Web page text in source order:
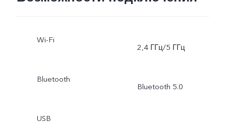
Wi-Fi
2,4 ГГц/5 ГГц
Bluetooth
Bluetooth 5.0
USB